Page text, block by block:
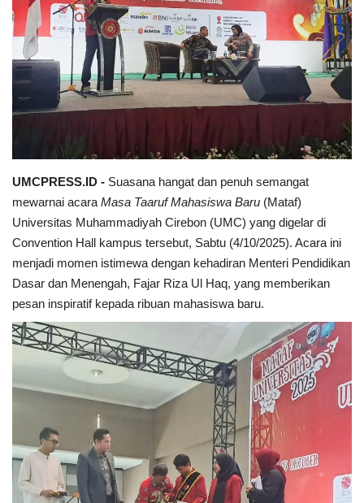
Perspektif
UMCPRESS.ID - Suasana hangat dan penuh semangat
mewarnai acara Masa Taaruf Mahasiswa Baru (Mataf)
Universitas Muhammadiyah Cirebon (UMC) yang digelar di
Convention Hall kampus tersebut, Sabtu (4/10/2025). Acara ini
menjadi momen istimewa dengan kehadiran Menteri Pendidikan
Dasar dan Menengah, Fajar Riza Ul Haq, yang memberikan
pesan inspiratif kepada ribuan mahasiswa baru.